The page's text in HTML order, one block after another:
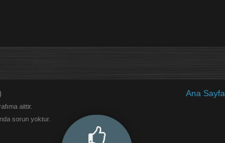
aittir.
sorun yoktur.
Ana Sayfa